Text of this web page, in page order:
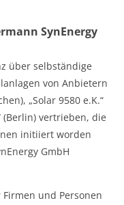
SynEnergy
über selbständige
von Anbietern
„Solar 9580 e.K.“
(Berlin) vertrieben, die
initiiert worden
GmbH
und Personen